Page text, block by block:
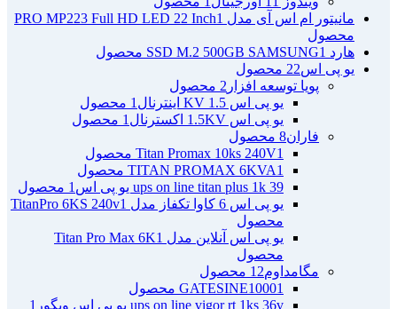
مانیتور ام اس آی مدل PRO MP223 Full HD LED 22 Inch 1
محصول
هارد SSD M.2 500GB SAMSUNG 1 محصول
یو پی اس22 محصول
پویا توسعه افزار 2 محصول
یو پی اس 1.5 KV اینترنال
1 محصول
یو پی اس 1.5KV اکسترنال
1 محصول
فاران8 محصول
Titan Promax 10ks 240V1 محصول
TITAN PROMAX 6KVA1 محصول
ups on line titan plus 1k 39 یو پی اس
1 محصول
یو پی اس 6 کاوا تکفاز مدل TitanPro 6KS 240v
1
محصول
یو پی اس آنلاین مدل Titan Pro Max 6K 1
محصول
مگامداوم12 محصول
GATESINE10001 محصول
ups on line vigor rt 1ks 36v یو پی اس ویگور
1